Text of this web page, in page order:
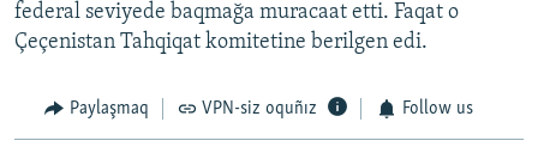
federal seviyede baqmağa muracaat etti. Faqat o
Çeçenistan Tahqiqat komitetine berilgen edi.
Paylaşmaq VPN-siz oquñız Follow us